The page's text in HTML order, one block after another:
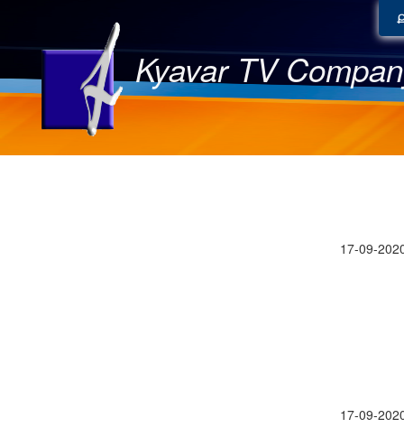
Kyavar TV
17-09-
17-09-